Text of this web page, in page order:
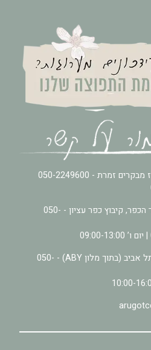
מבקרים זמרת - 050-2249600
קיבוץ כפר עציון - 050-
050-